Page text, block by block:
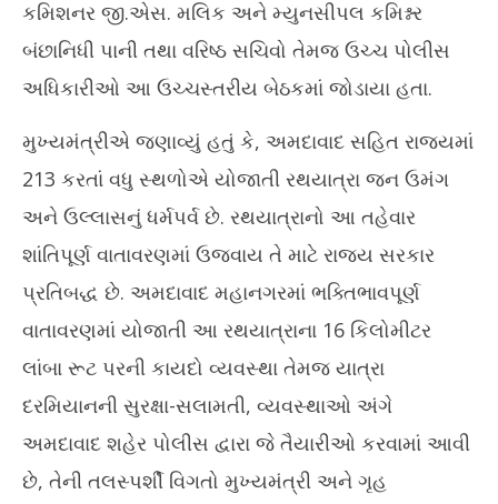
કમિશનર જી.એસ. મલિક અને મ્યુનસીપલ કમિશ્નર
બંછાનિધી પાની તથા વરિષ્ઠ સચિવો તેમજ ઉચ્ચ પોલીસ
અધિકારીઓ આ ઉચ્ચસ્તરીય બેઠકમાં જોડાયા હતા.
મુખ્યમંત્રીએ જણાવ્યું હતું કે, અમદાવાદ સહિત રાજ્યમાં
213 કરતાં વધુ સ્થળોએ યોજાતી રથયાત્રા જન ઉમંગ
અને ઉલ્લાસનું ધર્મપર્વ છે. રથયાત્રાનો આ તહેવાર
શાંતિપૂર્ણ વાતાવરણમાં ઉજવાય તે માટે રાજ્ય સરકાર
પ્રતિબદ્ધ છે. અમદાવાદ મહાનગરમાં ભક્તિભાવપૂર્ણ
વાતાવરણમાં યોજાતી આ રથયાત્રાના 16 કિલોમીટર
લાંબા રૂટ પરની કાયદો વ્યવસ્થા તેમજ યાત્રા
દરમિયાનની સુરક્ષા-સલામતી, વ્યવસ્થાઓ અંગે
અમદાવાદ શહેર પોલીસ દ્વારા જે તૈયારીઓ કરવામાં આવી
છે, તેની તલસ્પર્શી વિગતો મુખ્યમંત્રી અને ગૃહ